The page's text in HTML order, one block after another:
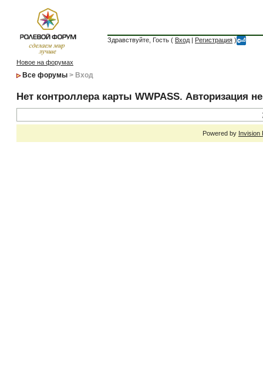
Здравствуйте, Гость ( Вход | Регистрация )
Новое на форумах
Все форумы > Вход
Нет контроллера карты WWPASS. Авторизация
Powered by Invision